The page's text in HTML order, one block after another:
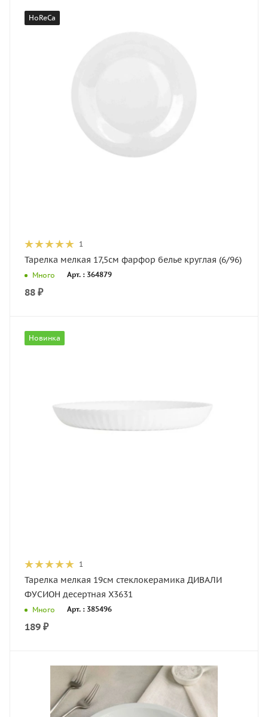
HoReCa
1
Тарелка мелкая 17,5см фарфор белье круглая (6/96)
Много Арт. : 364879
88 ₽
Новинка
1
Тарелка мелкая 19см стеклокерамика ДИВАЛИ
ФУСИОН десертная X3631
Много Арт. : 385496
189 ₽